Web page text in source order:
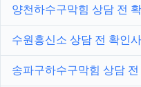
양천하수구막힘 상담 전
수원흥신소 상담 전 확인
송파구하수구막힘 상담 전